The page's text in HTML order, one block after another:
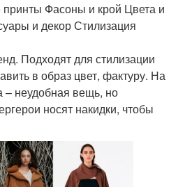
Фасоны и крой Цвета и
и декор Стилизация
Подходят для стилизации
в образ цвет, фактуру. На
– неудобная вещь, но
носят накидки, чтобы